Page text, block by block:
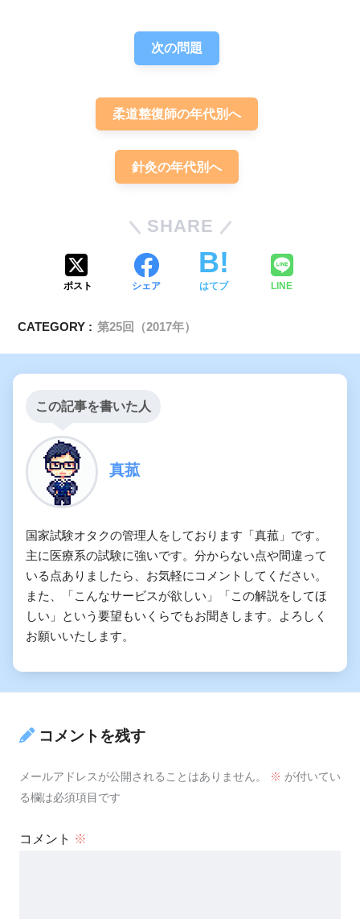
次の問題
柔道整復師の年代別へ
針灸の年代別へ
SHARE
ポスト シェア はてブ LINE
CATEGORY : 第25回（2017年）
この記事を書いた人
真菰
国家試験オタクの管理人をしております「真菰」です。
主に医療系の試験に強いです。分からない点や間違って
いる点ありましたら、お気軽にコメントしてください。
また、「こんなサービスが欲しい」「この解説をしてほ
しい」という要望もいくらでもお聞きします。よろしく
お願いいたします。
コメントを残す
メールアドレスが公開されることはありません。 ※ が付いてい
る欄は必須項目です
コメント ※